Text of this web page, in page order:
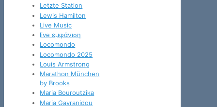
Letzte Station
Lewis Hamilton
Live Music
live εμφάνιση
Locomondo
Locomondo 2025
Louis Armstrong
Marathon München
by Brooks
Maria Bouroutzika
Maria Gavranidou